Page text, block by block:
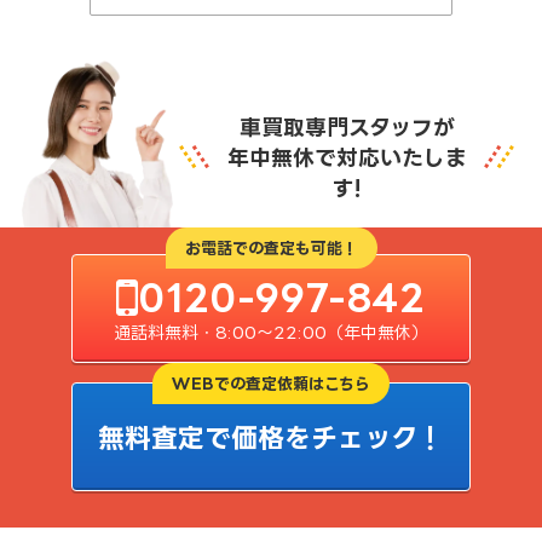
車買取専門スタッフが
年中無休で対応いたしま
す!
お電話での査定も可能！
0120-997-842
通話料無料・8:00〜22:00（年中無休）
WEBでの査定依頼はこちら
無料査定で価格をチェック！